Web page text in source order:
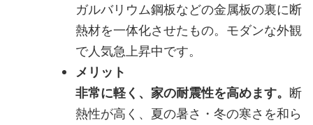
ガルバリウム鋼板などの金属板の裏に断
熱材を一体化させたもの。モダンな外観
で人気急上昇中です。
メリット
非常に軽く、家の耐震性を高めます。 断
熱性が高く、夏の暑さ・冬の寒さを和ら